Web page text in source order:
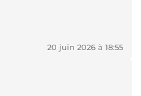
20 juin 2026 à 18:55